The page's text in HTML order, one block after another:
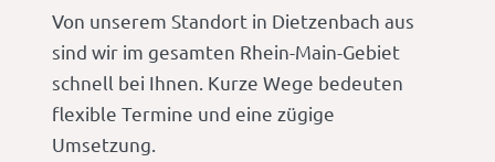
Von unserem Standort in Dietzenbach aus
sind wir im gesamten Rhein-Main-Gebiet
schnell bei Ihnen. Kurze Wege bedeuten
flexible Termine und eine zügige
Umsetzung.